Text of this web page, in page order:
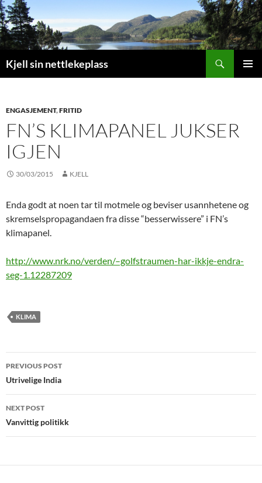
Kjell sin nettlekeplass
ENGASJEMENT,FRITID
FN’S KLIMAPANEL JUKSER
IGJEN
30/03/2015 KJELL
Enda godt at noen tar til motmele og beviser usannhetene og
skremselspropagandaen fra disse “besserwissere” i FN’s
klimapanel.
http://www.nrk.no/verden/–golfstraumen-har-ikkje-endra-
seg-1.12287209
KLIMA
Post
navigation
PREVIOUS POST
Utrivelige India
NEXT POST
Vanvittig politikk